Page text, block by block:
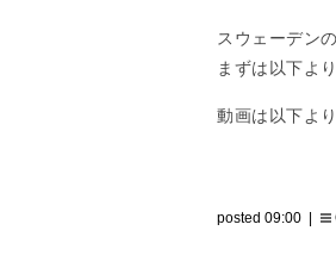
スウェーデン
まずは以下よ
動画は以下より
posted 09:00 |